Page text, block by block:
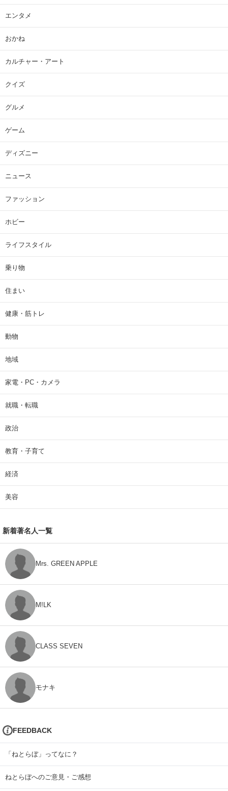
エンタメ
おかね
カルチャー・アート
クイズ
グルメ
ゲーム
ディズニー
ニュース
ファッション
ホビー
ライフスタイル
乗り物
住まい
健康・筋トレ
動物
地域
家電・PC・カメラ
就職・転職
政治
教育・子育て
経済
美容
新着著名人一覧
Mrs. GREEN APPLE
M!LK
CLASS SEVEN
モナキ
FEEDBACK
「ねとらぼ」ってなに？
ねとらぼへのご意見・ご感想